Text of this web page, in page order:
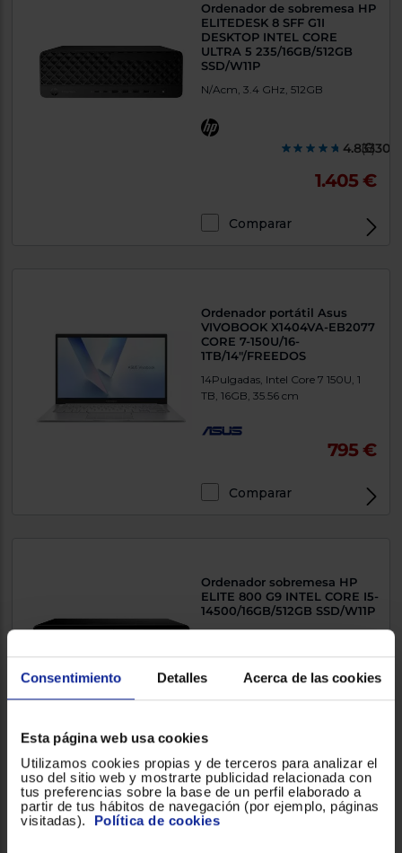
Consentimiento Detalles Acerca de las cookies
Esta página web usa cookies
Utilizamos cookies propias y de terceros para analizar el
uso del sitio web y mostrarte publicidad relacionada con
tus preferencias sobre la base de un perfil elaborado a
partir de tus hábitos de navegación (por ejemplo, páginas
visitadas). Política de cookies
Ordenador de sobremesa HP
ELITEDESK 8 SFF G1I
DESKTOP INTEL CORE
ULTRA 5 235/16GB/512GB
SSD/W11P
N/Acm, 3.4 GHz, 512GB
(6)
1.405 €
Comparar
Ordenador portátil Asus
VIVOBOOK X1404VA-EB2077
CORE 7-150U/16-
1TB/14"/FREEDOS
14Pulgadas, Intel Core 7 150U, 1
TB, 16GB, 35.56 cm
795 €
Comparar
Ordenador sobremesa HP
ELITE 800 G9 INTEL CORE I5-
14500/16GB/512GB SSD/W11P
0cm, Intel® Core™ i5, 5 GHz,
Comparar
Exclusivo Web